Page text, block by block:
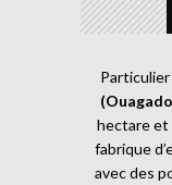
hectare et
fabrique
avec des